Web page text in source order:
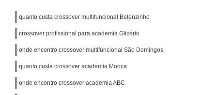
quanto custa crossover multifuncional Belenzinho
crossover profissional para academia Glicério
onde encontro crossover multifuncional São Domingos
quanto custa crossover academia Mooca
onde encontro crossover academia ABC